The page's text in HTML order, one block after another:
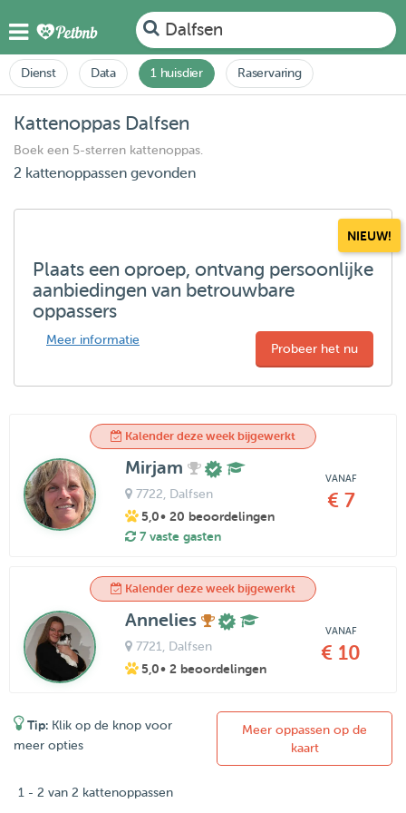
Dalfsen
Dienst Data 1 huisdier Raservaring
Kattenoppas Dalfsen
Boek een 5-sterren kattenoppas.
2 kattenoppassen gevonden
NIEUW!
Plaats een oproep, ontvang persoonlijke
aanbiedingen van betrouwbare
oppassers
Meer informatie
Probeer het nu
Kalender deze week bijgewerkt
Mirjam
7722 , Dalfsen
5,0• 20 beoordelingen
7 vaste gasten
VANAF
€ 7
Kalender deze week bijgewerkt
Annelies
7721 , Dalfsen
5,0• 2 beoordelingen
VANAF
€ 10
Tip: Klik op de knop voor
meer opties
Meer oppassen op de
kaart
1 - 2 van 2 kattenoppassen